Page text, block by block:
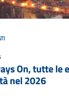
On, tutte le
nel 2026